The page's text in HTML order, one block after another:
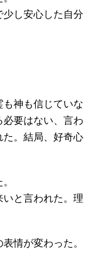
し安心した自分
神も信じていな
要はない、言わ
。結局、好奇心
と言われた。理
情が変わった。